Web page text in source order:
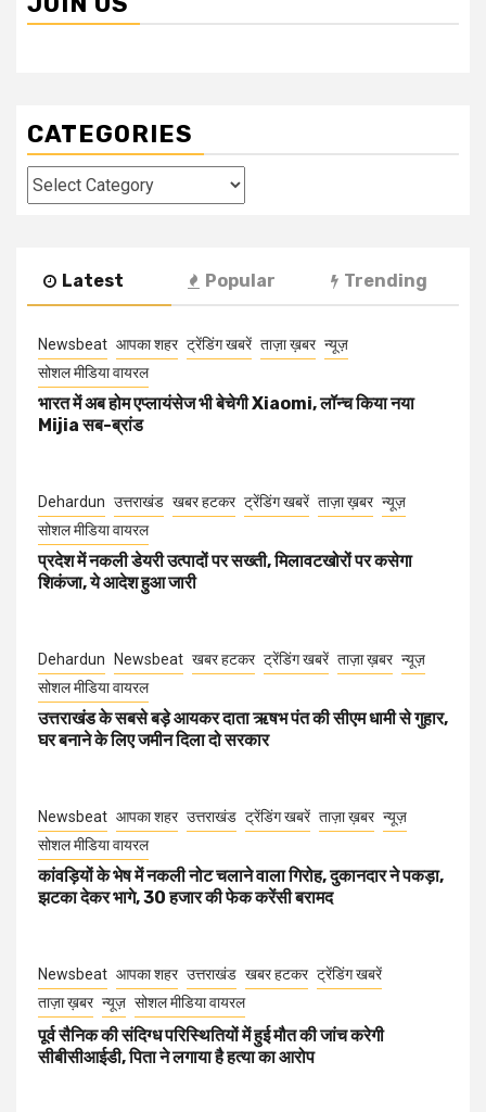
CATEGORIES
Categories
Latest Popular Trending
Newsbeat आपका शहर ट्रेंडिंग खबरें ताज़ा ख़बर न्यूज़
सोशल मीडिया वायरल
भारत में अब होम एप्लायंसेज भी बेचेगी Xiaomi, लॉन्च किया नया
Mijia सब-ब्रांड
Dehardun उत्तराखंड खबर हटकर ट्रेंडिंग खबरें ताज़ा ख़बर न्यूज़
सोशल मीडिया वायरल
प्रदेश में नकली डेयरी उत्पादों पर सख्ती, मिलावटखोरों पर कसेगा
शिकंजा, ये आदेश हुआ जारी
Dehardun Newsbeat खबर हटकर ट्रेंडिंग खबरें ताज़ा ख़बर न्यूज़
सोशल मीडिया वायरल
उत्तराखंड के सबसे बड़े आयकर दाता ऋषभ पंत की सीएम धामी से गुहार,
घर बनाने के लिए जमीन दिला दो सरकार
Newsbeat आपका शहर उत्तराखंड ट्रेंडिंग खबरें ताज़ा ख़बर न्यूज़
सोशल मीडिया वायरल
कांवड़ियों के भेष में नकली नोट चलाने वाला गिरोह, दुकानदार ने पकड़ा,
झटका देकर भागे, 30 हजार की फेक करेंसी बरामद
Newsbeat आपका शहर उत्तराखंड खबर हटकर ट्रेंडिंग खबरें
ताज़ा ख़बर न्यूज़ सोशल मीडिया वायरल
पूर्व सैनिक की संदिग्ध परिस्थितियों में हुई मौत की जांच करेगी
सीबीसीआईडी, पिता ने लगाया है हत्या का आरोप